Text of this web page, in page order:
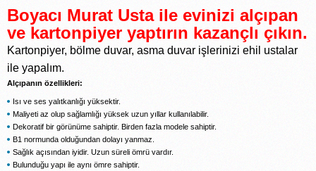
Boyacı Murat Usta ile evinizi alçıpan
ve kartonpiyer yaptırın kazançlı çıkın.
Kartonpiyer, bölme duvar, asma duvar işlerinizi ehil ustalar
ile yapalım.
Alçıpanın özellikleri:
Isı ve ses yalıtkanlığı yüksektir.
Maliyeti az olup sağlamlığı yüksek uzun yıllar kullanılabilir.
Dekoratif bir görünüme sahiptir. Birden fazla modele sahiptir.
B1 normunda olduğundan dolayı yanmaz.
Sağlık açısından iyidir. Uzun süreli ömrü vardır.
Bulunduğu yapı ile aynı ömre sahiptir.